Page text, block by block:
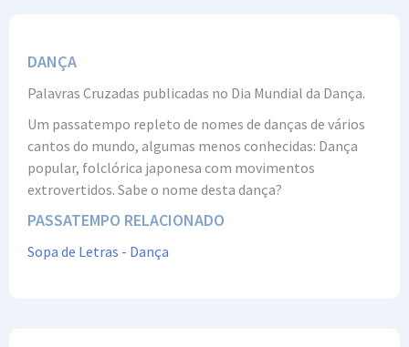
DANÇA
Palavras Cruzadas publicadas no Dia Mundial da Dança.
Um passatempo repleto de nomes de danças de vários
cantos do mundo, algumas menos conhecidas: Dança
popular, folclórica japonesa com movimentos
extrovertidos. Sabe o nome desta dança?
PASSATEMPO RELACIONADO
Sopa de Letras - Dança